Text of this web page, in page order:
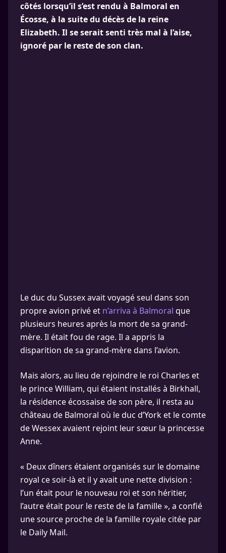
côtés lorsqu’il s’est rendu à Balmoral en
Écosse, à la suite du décès de la reine
Elizabeth. Il se serait senti très mal à l’aise,
ignoré par le reste de son clan.
Le duc du Sussex avait voyagé seul dans son
propre avion privé et n’arriva à Balmoral que
plusieurs heures après la mort de sa grand-
mère. Il était fou de rage. Il a appris la
disparition de sa grand-mère dans l’avion.
Mais alors, au lieu de rejoindre le roi Charles et
le prince William, qui étaient installés à Birkhall,
la résidence écossaise de son père, il resta au
château de Balmoral où le duc d’York et le comte
de Wessex avaient rejoint leur sœur la princesse
Anne.
« Deux dîners étaient organisés sur le domaine
royal ce soir-là et il y avait une nette division :
l’un était pour le nouveau roi et son héritier,
l’autre était pour le reste de la famille », a confié
une source proche de la famille royale citée par
le Daily Mail.